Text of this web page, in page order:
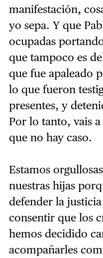
manifestación,
yo sepa. Y que
ocupadas
que tampoco es
que fue apaleado
lo que fueron
presentes, y
Por lo tanto, vais
que no hay caso.
Estamos
nuestras hijas
defender la
consentir que los
hemos decidido
acompañarles